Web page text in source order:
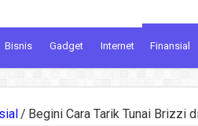
Bisnis Gadget Internet Finansial
/ Begini Cara Tarik Tunai Brizzi